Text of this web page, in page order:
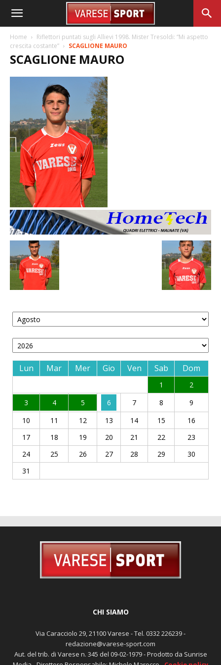
Home
Riflettori puntati sugli Allievi 1998. Mister Tresoldi: “Mi aspetto
crescita costante”
SCAGLIONE MAURO
SCAGLIONE MAURO
Lun Mar Mer Gio Ven Sab Dom
1
2
3
4 5 6 7 8
9
10
11 12 13 14 15
16
17
18 19 20 21 22
23
24
25 26 27 28 29
30
31
CHI SIAMO
Via Caracciolo 29, 21100 Varese - Tel. 0332 226239 -
redazione@varese-sport.com
Aut. del trib. di Varese n. 345 del 09-02-1979 - Prodotto da Sunrise